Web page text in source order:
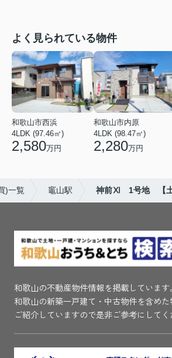
よく見られている物件
和歌山市西浜
4LDK (97.46㎡)
2,580万円
和歌山市内原
4LDK (98.47㎡)
2,280万円
)一覧 竈山駅 神前Ⅺ 1号地 【土
和歌山の不動産物件情報を掲載しています。
和歌山の新築一戸建て・中古物件を含めた
ご紹介していますので是非ご参考にしてく